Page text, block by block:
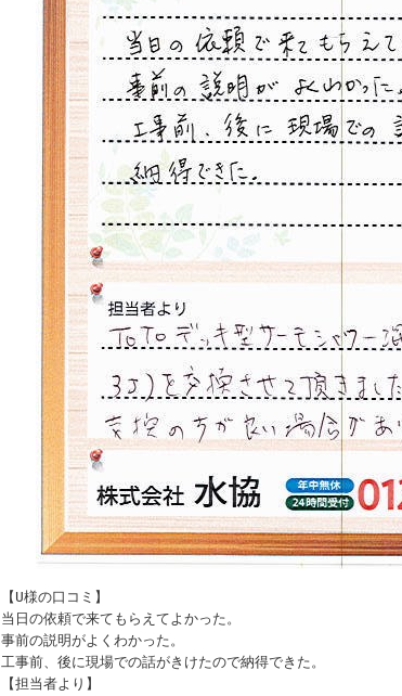
【U様の口コミ】
当日の依頼で来てもらえてよかった。
事前の説明がよくわかった。
工事前、後に現場での話がきけたので納得できた。
【担当者より】